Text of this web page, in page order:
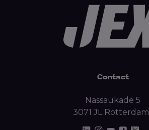
Contact
Nassaukade 5
3071 JL Rotterdam